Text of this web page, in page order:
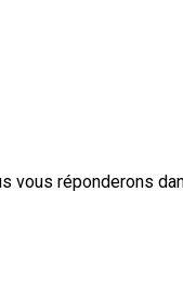
vous réponderons